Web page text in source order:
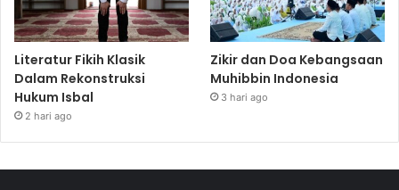
Literatur Fikih Klasik
Dalam Rekonstruksi
Hukum Isbal
2 hari ago
Zikir dan Doa Kebangsaan
Muhibbin Indonesia
3 hari ago